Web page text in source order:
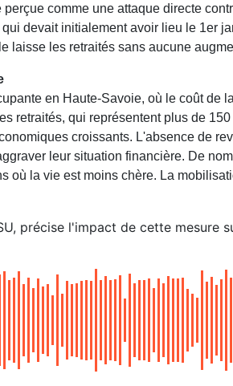
comme une attaque directe
devait initialement avoir lieu le 1er
laisse les retraités sans aucune
en Haute-Savoie, où le coût de
retraités, qui représentent plus de
croissants. L'absence de
leur situation financière. De
où la vie est moins chère. La
précise l'impact de cette mesure